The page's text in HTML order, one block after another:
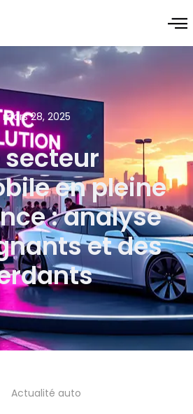
mars 28, 2025
secteur
en pleine
: analyse
et des
Actualité auto